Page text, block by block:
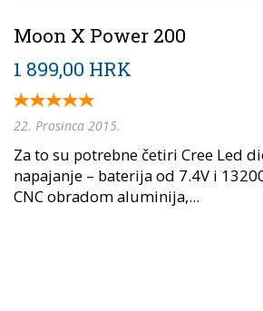
Moon X Power 200
1 899,00 HRK
22. Prosinca 2015.
Za to su potrebne četiri Cree Led
napajanje – baterija od 7.4V i
CNC obradom aluminija,...